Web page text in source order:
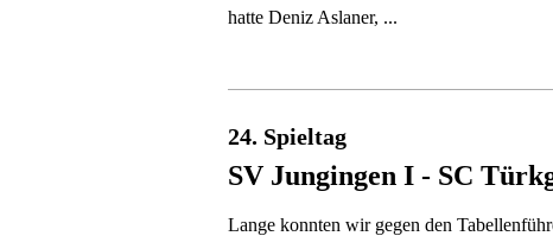
hatte Deniz Aslaner, ...
24. Spieltag
SV Jungingen I - SC
Lange konnten wir gegen den